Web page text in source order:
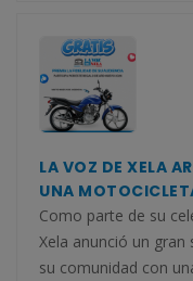
LA VOZ DE XELA
UNA
Como parte de su
Xela anunció un
su comunidad con